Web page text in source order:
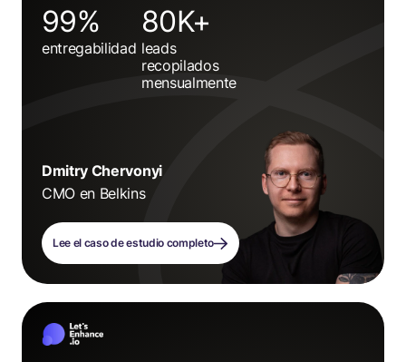
99%
entregabilidad
80K+
leads
recopilados
mensualmente
Dmitry Chervonyi
CMO en Belkins
Lee el caso de estudio completo